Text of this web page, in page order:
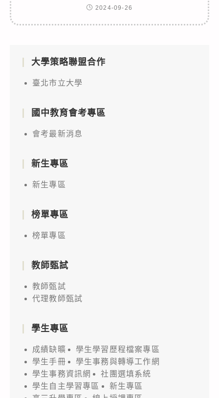
2024-09-26
大學策略聯盟合作
臺北市立大學
國中教育會考專區
會考最新消息
新生專區
新生專區
榜單專區
榜單專區
教師甄試
教師甄試
代理教師甄試
學生專區
成績缺曠
學生學習歷程檔案專區
學生手冊
學生事務與轉導工作網
學生事務資訊網
社團選填系統
學生自主學習專區
新生專區